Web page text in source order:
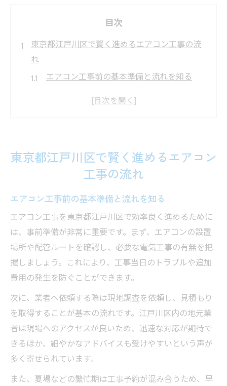
目次
東京都江戸川区で賢く進めるエアコン工事の流
れ
エアコン工事前の基本準備と流れを知る
江戸川区のエアコン工事依頼時のポイント
夏本番前に知っておきたいエアコン工事の時期
エアコン工事に最適な時期の見極め方
江戸川区で早めに依頼するメリットとは
繁忙期を避けて工事費用を抑えるコツ
春・秋にエアコン工事を行う利点を解説
エアコン工事予約が取りやすい月の特徴
効率的なエアコン工事を江戸川区で実現する秘
訣
エアコン工事の効率化に必要な事前準備
優良業者選びで工事トラブルを防ぐコツ
江戸川区の助成金活用で費用を抑える方法
工事日程調整を成功させるポイントとは
東京都江戸川区で賢く進めるエアコン
工事の流れ
エアコン工事前の基本準備と流れを知る
エアコン工事を東京都江戸川区で効率良く進めるために
は、事前準備が非常に重要です。まず、エアコンの設置
場所や配管ルートを確認し、必要な電気工事の有無を把
握しましょう。これにより、工事当日のトラブルや追加
費用の発生を防ぐことができます。
次に、業者へ依頼する際は現地調査を依頼し、見積もり
を取得することが基本の流れです。江戸川区内の地元業
者は現場へのアクセスが良いため、迅速な対応が期待で
きるほか、細やかなアドバイスも受けやすいという声が
多く寄せられています。
また、夏場などの繁忙期は工事予約が混み合うため、早